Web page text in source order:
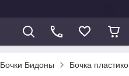
Бочки Бидоны Бочка